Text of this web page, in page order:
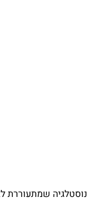
נוסטלגיה שמתעוררת